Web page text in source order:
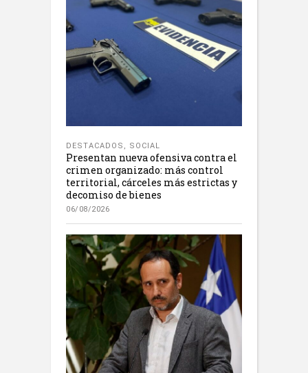
DESTACADOS , SOCIAL
Presentan nueva ofensiva contra el
crimen organizado: más control
territorial, cárceles más estrictas y
decomiso de bienes
06/08/2026